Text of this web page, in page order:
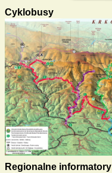
Cyklobusy
Regionalne informatory